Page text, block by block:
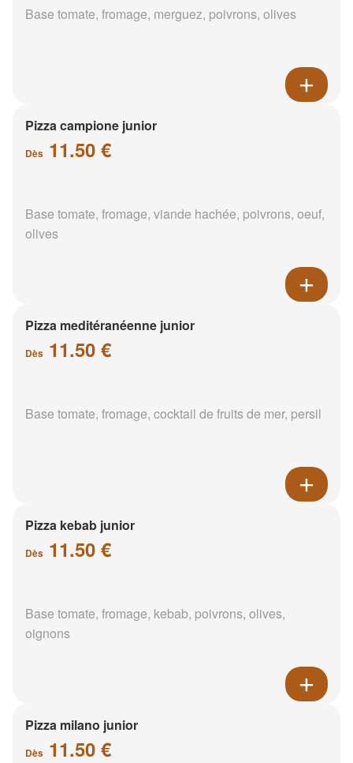
Base tomate, fromage, merguez, poivrons, olives
Pizza campione junior
Dès 11.50 €
Base tomate, fromage, viande hachée, poivrons, oeuf,
olives
Pizza meditéranéenne junior
Dès 11.50 €
Base tomate, fromage, cocktail de fruits de mer, persil
Pizza kebab junior
Dès 11.50 €
Base tomate, fromage, kebab, poivrons, olives,
oignons
Pizza milano junior
Dès 11.50 €